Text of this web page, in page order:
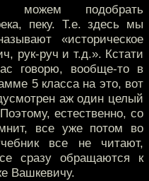
подобрать
пеку. Т.е. здесь мы
«историческое
рук-руч и т.д.». Кстати
говорю, вообще-то в
5 класса на это, вот
аж один целый
естественно, со
все уже потом во
все не читают,
сразу обращаются к
Вашкевичу.